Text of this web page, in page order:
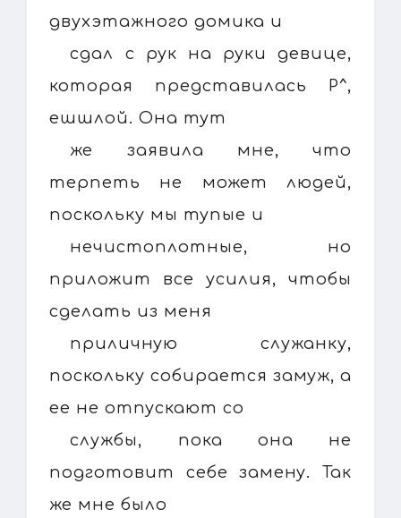
двухэтажного домика и
сдал с рук на руки девице,
которая представилась Р^,
ешшлой. Она тут
же заявила мне, что
терпеть не может людей,
поскольку мы тупые и
нечистоплотные, но
приложит все усилия, чтобы
сделать из меня
приличную служанку,
поскольку собирается замуж, а
ее не отпускают со
службы, пока она не
подготовит себе замену. Так
же мне было